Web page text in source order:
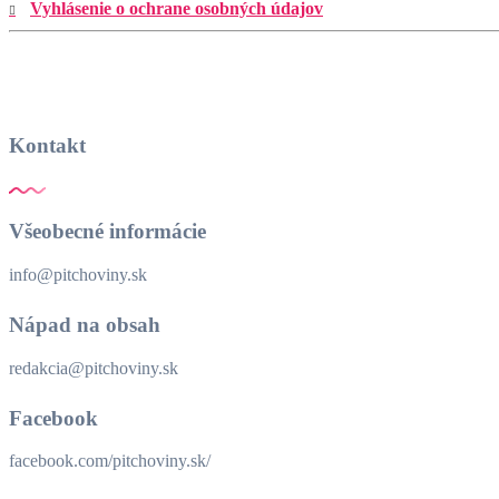
Vyhlásenie o ochrane osobných údajov
Kontakt
Všeobecné informácie
info@pitchoviny.sk
Nápad na obsah
redakcia@pitchoviny.sk
Facebook
facebook.com/pitchoviny.sk/